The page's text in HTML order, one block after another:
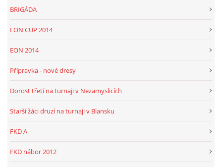
BRIGÁDA
EON CUP 2014
EON 2014
Přípravka - nové dresy
Dorost třetí na turnaji v Nezamyslicích
Starší žáci druzí na turnaji v Blansku
FKD A
FKD nábor 2012